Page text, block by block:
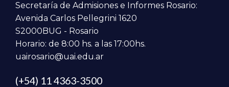
Secretaría de Admisiones e Informes Rosario:
Avenida Carlos Pellegrini 1620
S2000BUG - Rosario
Horario: de 8:00 hs. a las 17:00hs.
uairosario@uai.edu.ar
(+54) 11 4363-3500